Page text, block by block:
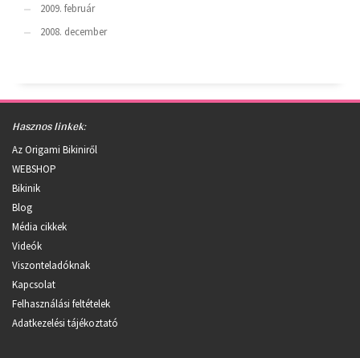
2009. február
2008. december
Hasznos linkek:
Az Origami Bikiniről
WEBSHOP
Bikinik
Blog
Média cikkek
Videók
Viszonteladóknak
Kapcsolat
Felhasználási feltételek
Adatkezelési tájékoztató